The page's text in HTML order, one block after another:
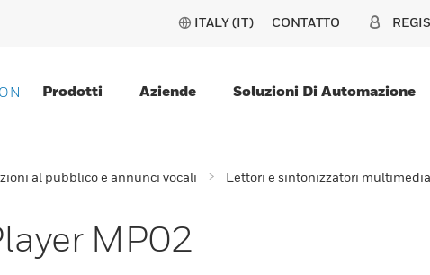
ITALY (IT) CONTATTO
Prodotti Aziende Soluzioni Di Automazione
al pubblico e annunci vocali Lettori e sintonizzatori
MP02